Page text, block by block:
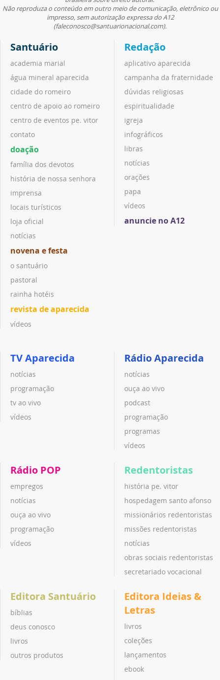
Não reproduza o conteúdo em outro meio de comunicação, eletrônico ou
impresso, sem autorização expressa do A12
(faleconosco@santuarionacional.com).
Santuário
academia marial
água mineral aparecida
cidade do romeiro
centro de apoio ao romeiro
centro de eventos pe. vitor
contato
doação
família dos devotos
história de nossa senhora
imprensa
locais turísticos
loja oficial
notícias
novena e festa
o santuário
pastoral
rainha hotéis
revista de aparecida
vídeos
Redação
aplicativo aparecida
campanha da fraternidade
dúvidas religiosas
espiritualidade
igreja
infográficos
libras
notícias
orações
papa
vídeos
anuncie no A12
TV Aparecida
notícias
programação
tv ao vivo
vídeos
Rádio Aparecida
notícias
ouça ao vivo
podcast
programação
programas
vídeos
Rádio POP
empregos
notícias
ouça ao vivo
programação
vídeos
Redentoristas
história pe. vitor
hospedagem santo afonso
missionários redentoristas
missões redentoristas
notícias
obras sociais redentoristas
secretariado vocacional
Editora Santuário
bíblias
deus conosco
livros
outros produtos
Editora Ideias &
Letras
livros
coleções
lançamentos
ebook